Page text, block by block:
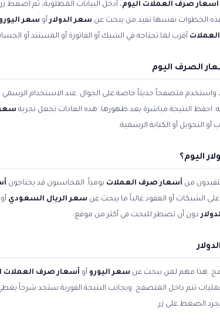
أسعار صرف العملات اليوم، أدخل البيانات المطلوبة، ثم اضغط
الخطوات نفسها تفيد من يبحث عن سعر الدولارأو سعر
أقرب لما تحتاجه في الشيك أو الفاتورة أو المستند أو
الصرف اليوم
متصفحاً حديثاً خاصة على الجوال. عند الاستخدام الرسمي
احفظ النتيجة مباشرة بعد ظهورها. هذه العادات تجعل تجربة سعر
التحويل أو الكتابة الرسمية.
اليوم؟
من أسعار صرف العملات يومياً. المحاسبون قد يحتاجون
الشيكات أو العقود غالباً ما يبحث عن سعر الريال السعودي أو
دون أن تضطر للبحث في أكثر من موقع.
هذا مهم لمن يبحث عن سعر اليورو أو أسعار صرف العملات
تتم داخل المتصفح. وبجانب النتيجة الفورية ستجد شرحاً
الضغط على زر.